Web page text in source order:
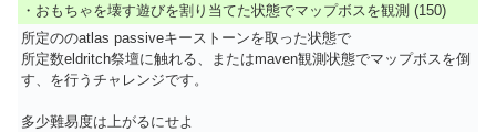
・おもちゃを壊す遊びを割り当てた状態でマップボスを観測 (150)
所定ののatlas passiveキーストーンを取った状態で
所定数eldritch祭壇に触れる、またはmaven観測状態でマップボスを倒
す、を行うチャレンジです。
多少難易度は上がるにせよ